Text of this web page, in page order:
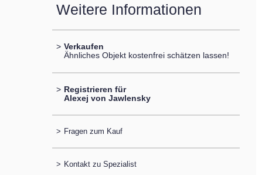
Weitere Informationen
> Verkaufen
Ähnliches Objekt kostenfrei schätzen lassen!
> Registrieren für
Alexej von Jawlensky
> Fragen zum Kauf
> Kontakt zu Spezialist